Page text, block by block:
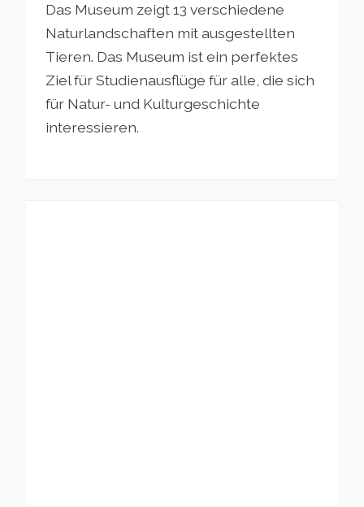
Das Museum zeigt 13 verschiedene
Naturlandschaften mit ausgestellten
Tieren. Das Museum ist ein perfektes
Ziel für Studienausflüge für alle, die sich
für Natur- und Kulturgeschichte
interessieren.